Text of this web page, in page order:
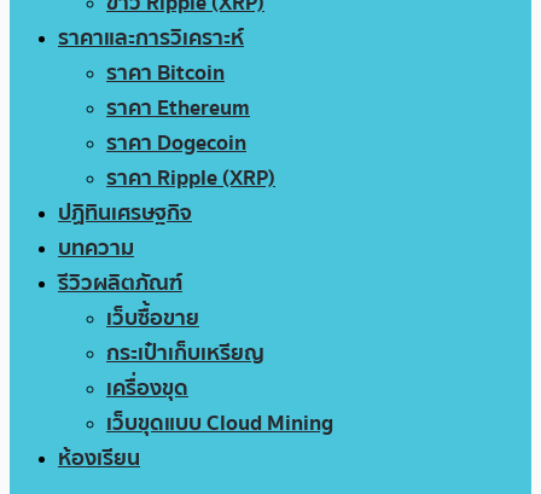
ราคาและการวิเคราะห์
ราคา Bitcoin
ราคา Ethereum
ราคา Dogecoin
ราคา Ripple (XRP)
ปฏิทินเศรษฐกิจ
บทความ
รีวิวผลิตภัณฑ์
เว็บซื้อขาย
กระเป๋าเก็บเหรียญ
เครื่องขุด
เว็บขุดแบบ Cloud Mining
ห้องเรียน